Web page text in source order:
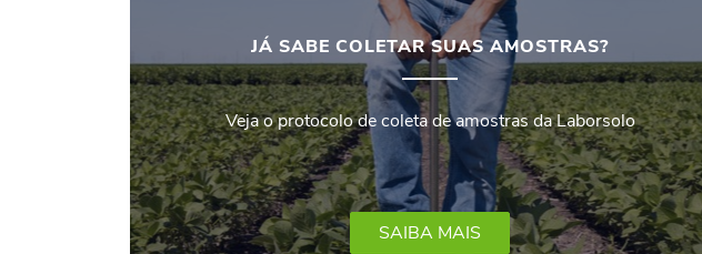
JÁ SABE COLETAR SUAS AMOSTRAS?
Veja o protocolo de coleta de amostras da Laborsolo
SAIBA MAIS